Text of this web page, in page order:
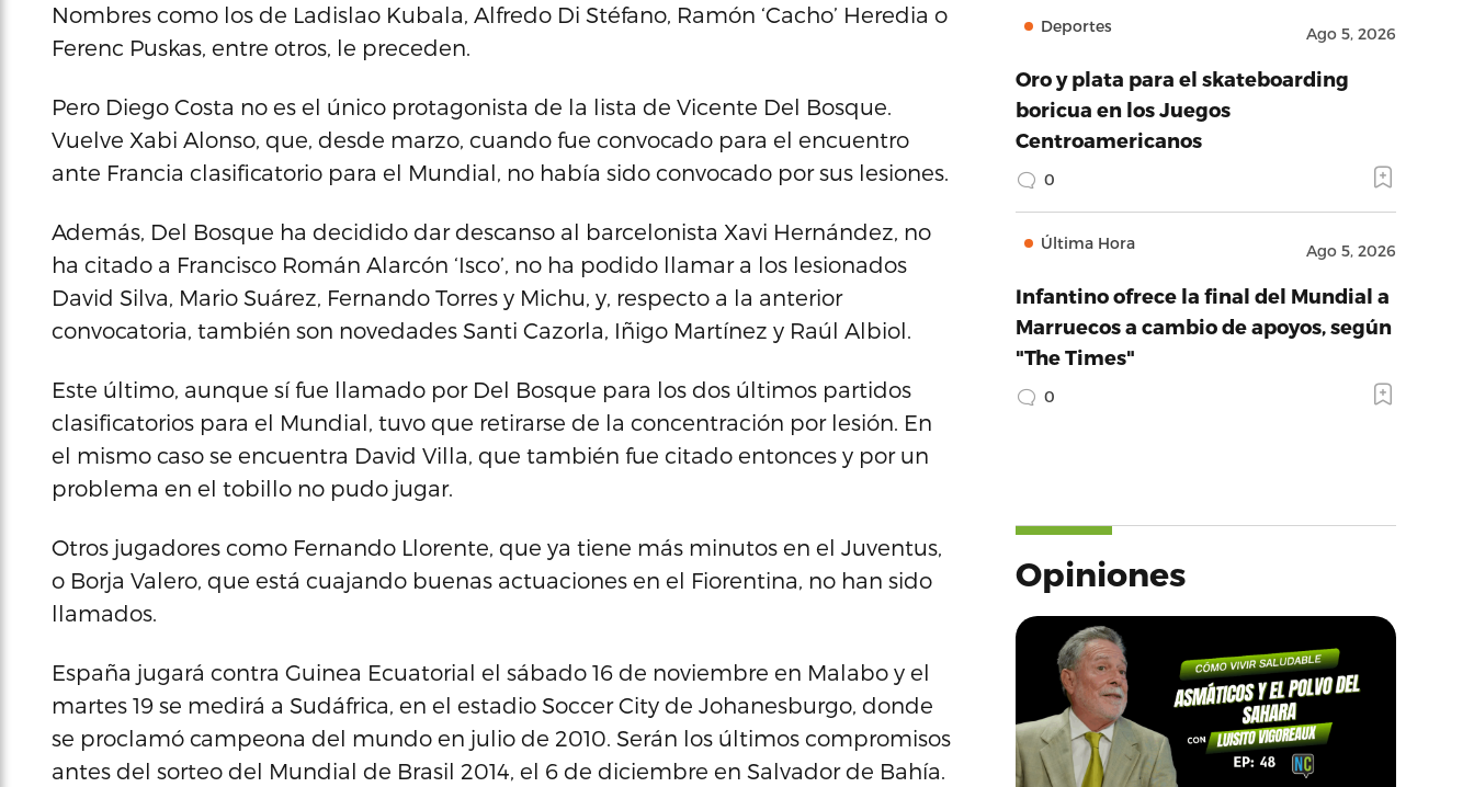
Nombres como los de Ladislao Kubala, Alfredo Di Stéfano, Ramón ‘Cacho’ Heredia o
Ferenc Puskas, entre otros, le preceden.
Pero Diego Costa no es el único protagonista de la lista de Vicente Del Bosque.
Vuelve Xabi Alonso, que, desde marzo, cuando fue convocado para el encuentro
ante Francia clasificatorio para el Mundial, no había sido convocado por sus lesiones.
Además, Del Bosque ha decidido dar descanso al barcelonista Xavi Hernández, no
ha citado a Francisco Román Alarcón ‘Isco’, no ha podido llamar a los lesionados
David Silva, Mario Suárez, Fernando Torres y Michu, y, respecto a la anterior
convocatoria, también son novedades Santi Cazorla, Iñigo Martínez y Raúl Albiol.
Este último, aunque sí fue llamado por Del Bosque para los dos últimos partidos
clasificatorios para el Mundial, tuvo que retirarse de la concentración por lesión. En
el mismo caso se encuentra David Villa, que también fue citado entonces y por un
problema en el tobillo no pudo jugar.
Otros jugadores como Fernando Llorente, que ya tiene más minutos en el Juventus,
o Borja Valero, que está cuajando buenas actuaciones en el Fiorentina, no han sido
llamados.
España jugará contra Guinea Ecuatorial el sábado 16 de noviembre en Malabo y el
martes 19 se medirá a Sudáfrica, en el estadio Soccer City de Johanesburgo, donde
se proclamó campeona del mundo en julio de 2010. Serán los últimos compromisos
antes del sorteo del Mundial de Brasil 2014, el 6 de diciembre en Salvador de Bahía.
Deportes Ago 5, 2026
Oro y plata para el skateboarding
boricua en los Juegos
Centroamericanos
0
Última Hora Ago 5, 2026
Infantino ofrece la final del Mundial a
Marruecos a cambio de apoyos, según
"The Times"
0
Opiniones